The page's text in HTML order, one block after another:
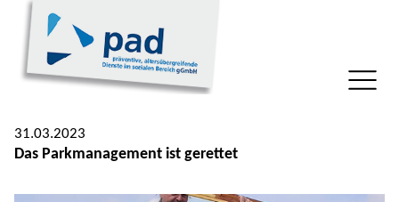
31.03.2023
Das Parkmanagement ist gerettet